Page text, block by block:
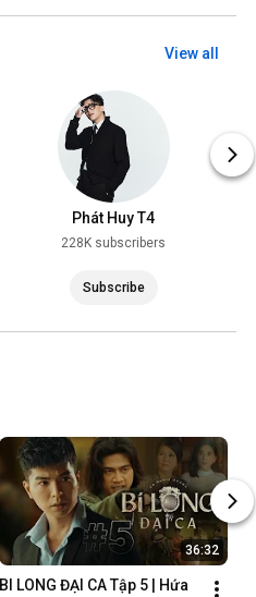
View all
Phát Huy T4
228K subscribers
Subscribe
36:32
BI LONG ĐẠI CA Tập 5 | Hứa